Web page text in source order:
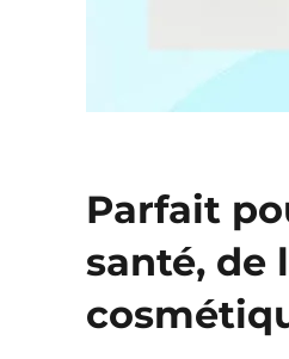
Parfait
santé, de